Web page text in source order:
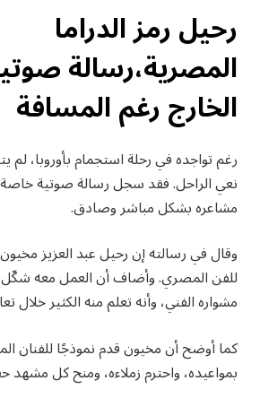
رحيل رمز الدراما
المصرية،رسالة
الخارج رغم المسافة
رغم تواجده في رحلة استجمام بأوروبا،
نعي الراحل. فقد سجل رسالة صوتية
مشاعره بشكل مباشر وصادق.
وقال في رسالته إن رحيل عبد العزيز
للفن المصري. وأضاف أن العمل معه
مشواره الفني، وأنه تعلم منه الكثير خلال
كما أوضح أن مخيون قدم نموذجًا للفنان
بمواعيده، واحترم زملاءه، ومنح كل مشهد